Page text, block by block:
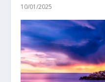
10/01/2025